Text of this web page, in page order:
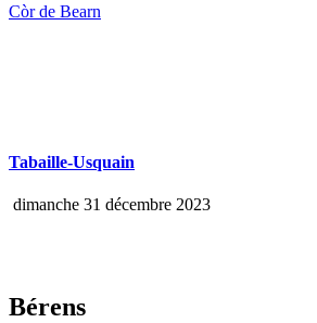
Còr de Bearn
Tabaille-Usquain
dimanche 31 décembre 2023
Bérens